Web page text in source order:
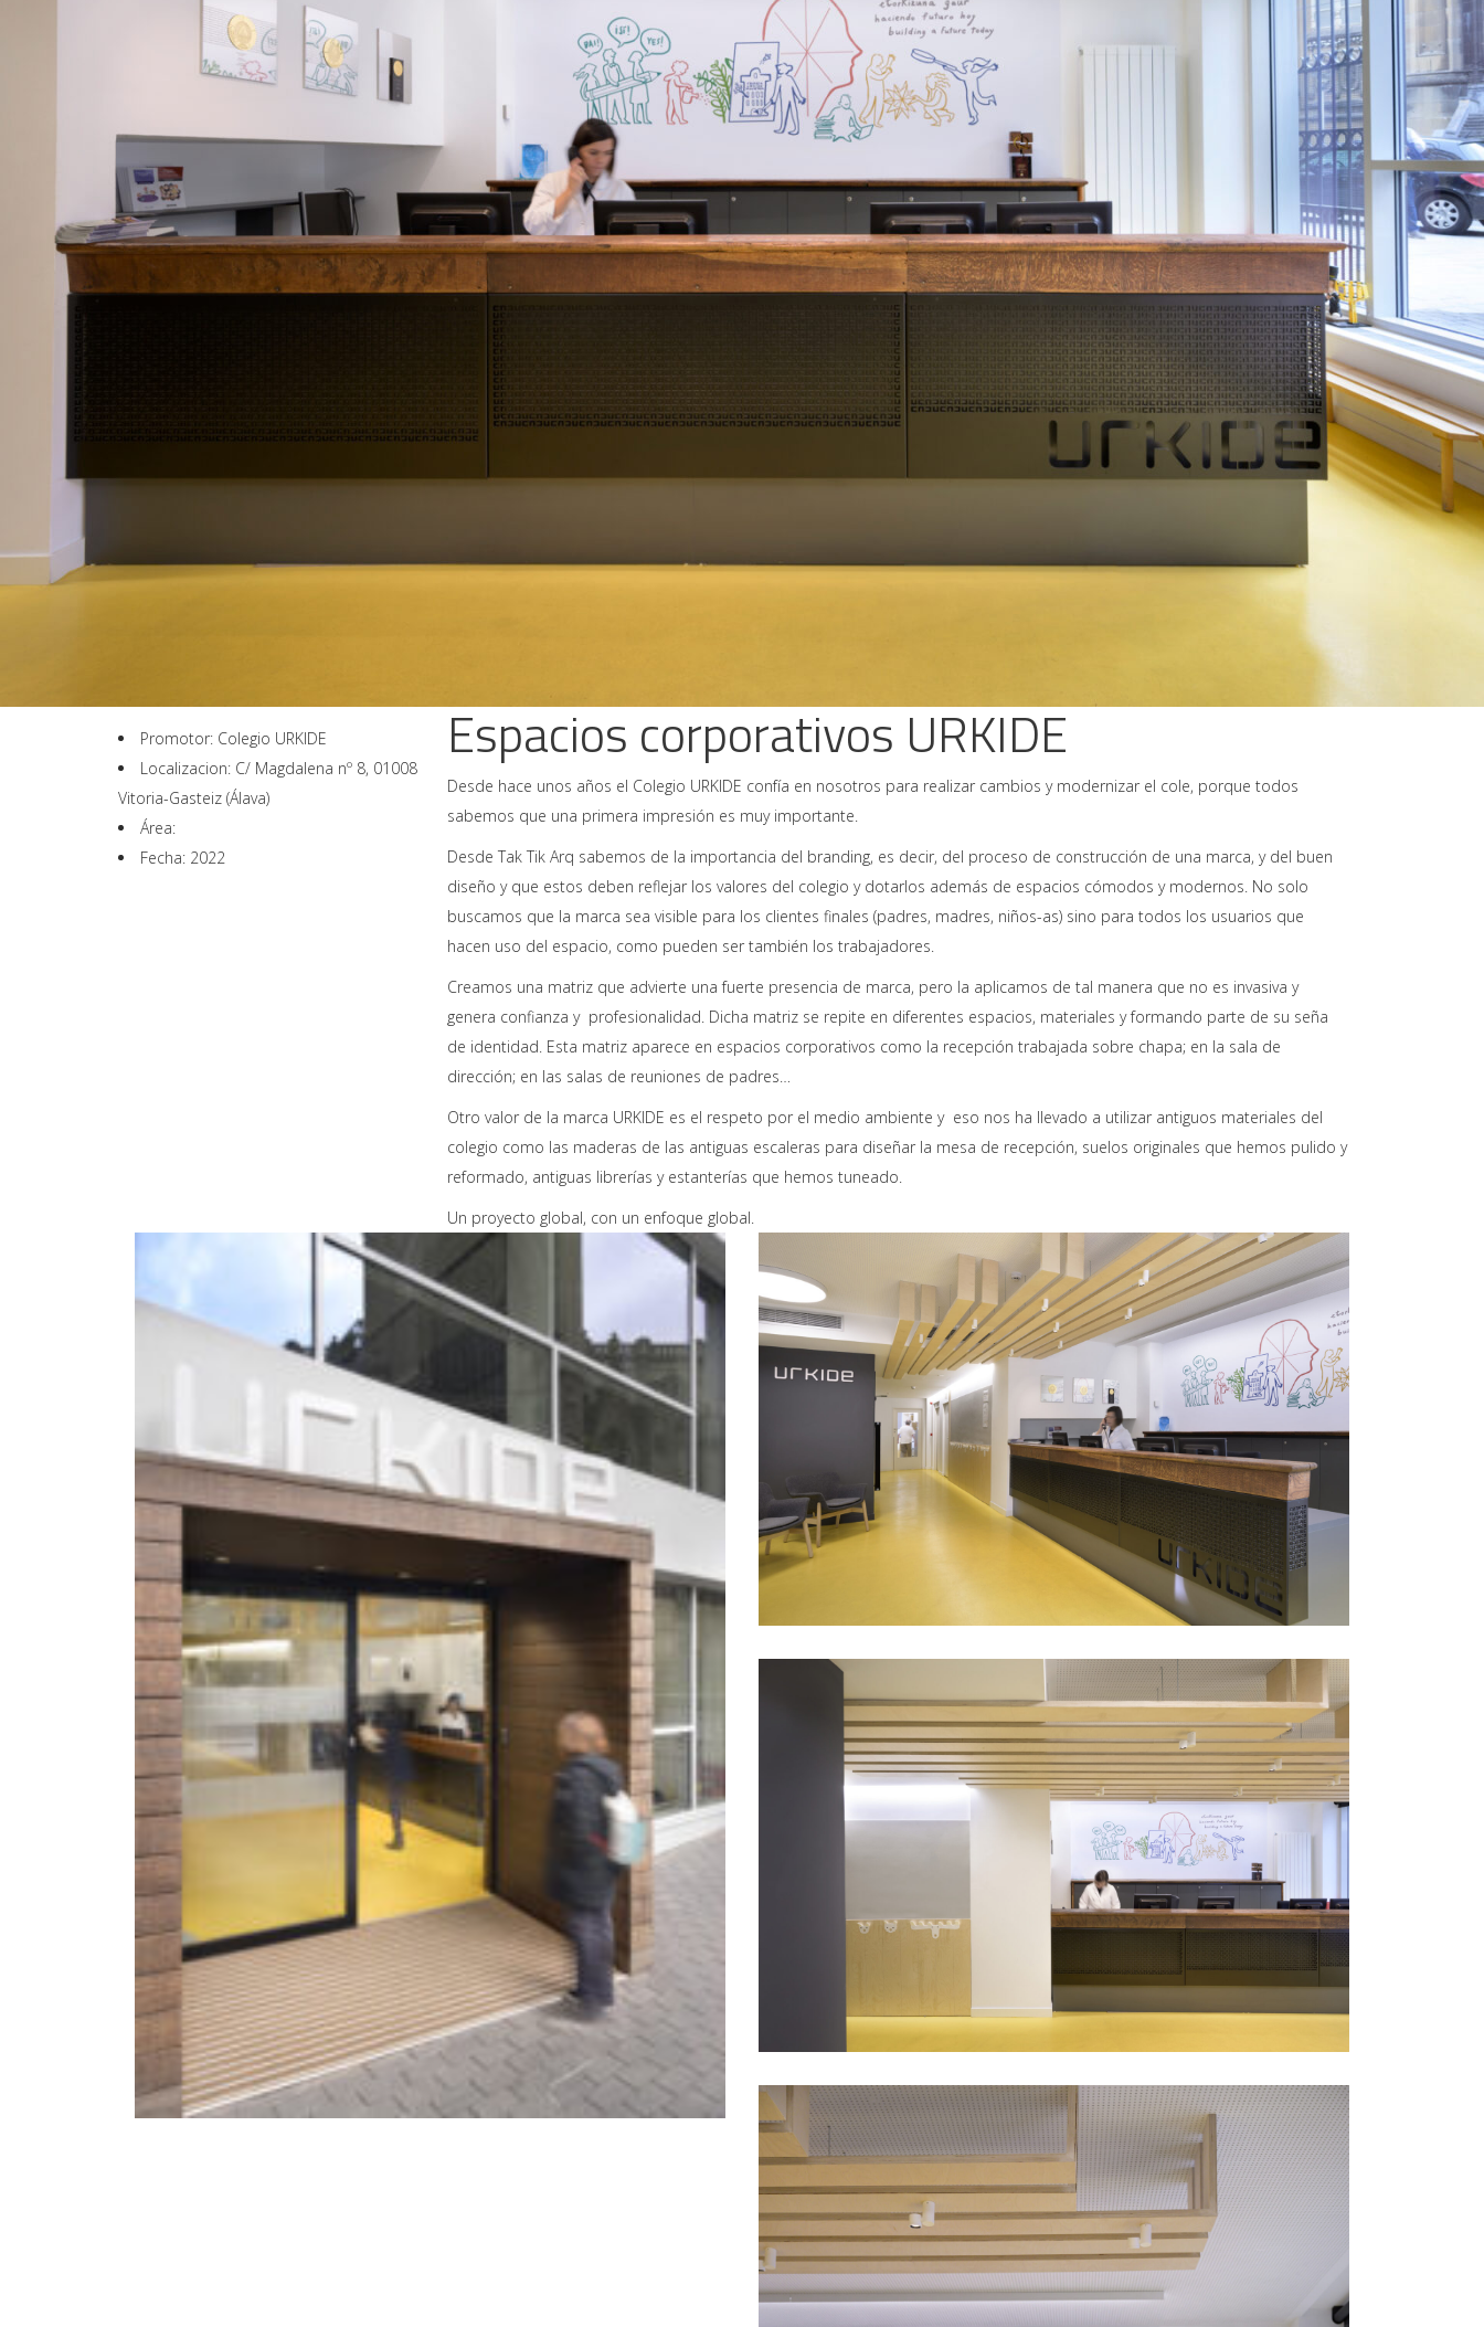
Promotor: Colegio URKIDE
Localizacion: C/ Magdalena nº 8, 01008
Vitoria-Gasteiz (Álava)
Área:
Fecha: 2022
Espacios corporativos URKIDE
Desde hace unos años el Colegio URKIDE confía en nosotros para realizar cambios y modernizar el cole, porque todos
sabemos que una primera impresión es muy importante.
Desde Tak Tik Arq sabemos de la importancia del branding, es decir, del proceso de construcción de una marca, y del buen
diseño y que estos deben reflejar los valores del colegio y dotarlos además de espacios cómodos y modernos. No solo
buscamos que la marca sea visible para los clientes finales (padres, madres, niños-as) sino para todos los usuarios que
hacen uso del espacio, como pueden ser también los trabajadores.
Creamos una matriz que advierte una fuerte presencia de marca, pero la aplicamos de tal manera que no es invasiva y
genera confianza y profesionalidad. Dicha matriz se repite en diferentes espacios, materiales y formando parte de su seña
de identidad. Esta matriz aparece en espacios corporativos como la recepción trabajada sobre chapa; en la sala de
dirección; en las salas de reuniones de padres…
Otro valor de la marca URKIDE es el respeto por el medio ambiente y eso nos ha llevado a utilizar antiguos materiales del
colegio como las maderas de las antiguas escaleras para diseñar la mesa de recepción, suelos originales que hemos pulido y
reformado, antiguas librerías y estanterías que hemos tuneado.
Un proyecto global, con un enfoque global.